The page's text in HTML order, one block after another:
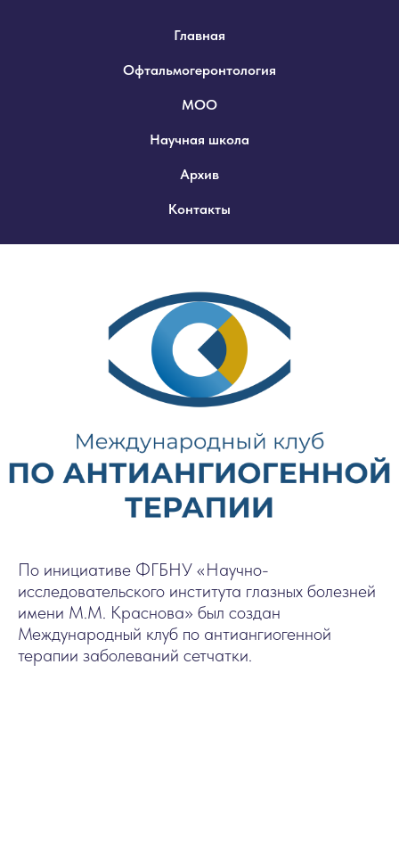
Главная
Офтальмогеронтология
МОО
Научная школа
Архив
Контакты
По инициативе ФГБНУ «Научно-
исследовательского института глазных болезней
имени М.М. Краснова» был создан
Международный клуб по антиангиогенной
терапии заболеваний сетчатки.